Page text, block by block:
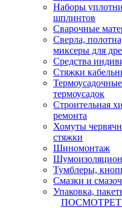
Наборы
шплинтов
Сварочные
Сверла,
миксеры для
Средства
Стяжки
термоусадок
Строительная
ремонта
Хомуты
стяжки
Шиномонтаж
Тумблеры,
Смазки и
Упаковка,